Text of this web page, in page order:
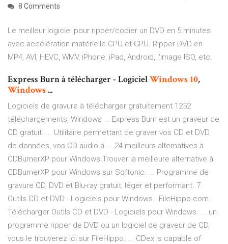
8 Comments
Le meilleur logiciel pour ripper/copier un DVD en 5 minutes
avec accélération matérielle CPU et GPU. Ripper DVD en
MP4, AVI, HEVC, WMV, iPhone, iPad, Android, l'image ISO, etc.
Express Burn à télécharger - LogicielWindows10,
Windows...
Logiciels de gravure à télécharger gratuitement 1252
téléchargements; Windows ... Express Burn est un graveur de
CD gratuit. ... Utilitaire permettant de graver vos CD et DVD
de données, vos CD audio à ... 24 meilleurs alternatives à
CDBurnerXP pour Windows Trouver la meilleure alternative à
CDBurnerXP pour Windows sur Softonic. ... Programme de
gravure CD, DVD et Blu-ray gratuit, léger et performant. 7.
Outils CD et DVD - Logiciels pour Windows - FileHippo.com
Télécharger Outils CD et DVD - Logiciels pour Windows. ... un
programme ripper de DVD ou un logiciel de graveur de CD,
vous le trouverez ici sur FileHippo. ... CDex is capable of